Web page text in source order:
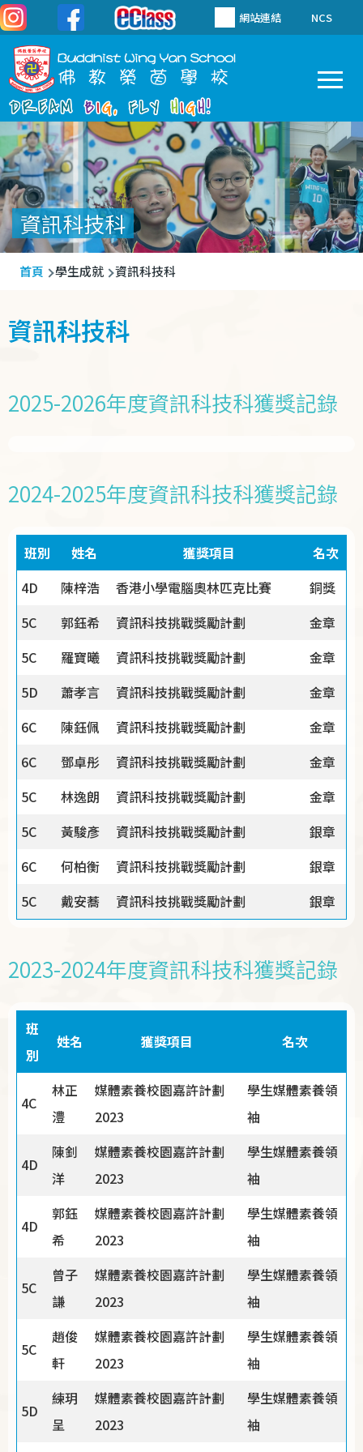
移至主內容 網站連結 NCS
Main
navigation
資訊科技科
導
連
結
首頁 學生成就 資訊科技科
資訊科技科
2025-2026年度資訊科技科獲獎記錄
2024-2025年度資訊科技科獲獎記錄
班別 姓名 獲獎項目
名次
4D
陳梓浩 香港小學電腦奧林匹克比賽
銅獎
5C
郭鈺希 資訊科技挑戰獎勵計劃
金章
5C
羅寶曦 資訊科技挑戰獎勵計劃
金章
5D
蕭孝言 資訊科技挑戰獎勵計劃
金章
6C
陳鈺佩 資訊科技挑戰獎勵計劃
金章
6C
鄧卓彤 資訊科技挑戰獎勵計劃
金章
5C
林逸朗 資訊科技挑戰獎勵計劃
金章
5C
黃駿彥 資訊科技挑戰獎勵計劃
銀章
6C
何柏衡 資訊科技挑戰獎勵計劃
銀章
5C
戴安蕎 資訊科技挑戰獎勵計劃 銀章
2023-2024年度資訊科技科獲獎記錄
班
別
姓名 獲獎項目 名次
4C
林正
澧
媒體素養校園嘉許計劃
2023
學生媒體素養領
袖
4D
陳釗
洋
媒體素養校園嘉許計劃
2023
學生媒體素養領
袖
4D
郭鈺
希
媒體素養校園嘉許計劃
2023
學生媒體素養領
袖
5C
曾子
謙
媒體素養校園嘉許計劃
2023
學生媒體素養領
袖
5C
趙俊
軒
媒體素養校園嘉許計劃
2023
學生媒體素養領
袖
5D
練玥
呈
媒體素養校園嘉許計劃
2023
學生媒體素養領
袖